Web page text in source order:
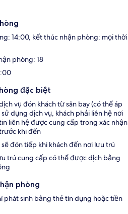
14:00, kết thúc nhận phòng: mọi thời
phòng: 18
đặc biệt
vụ đón khách từ sân bay (có thể áp
dụng dịch vụ, khách phải liên hệ nơi
liên hệ được cung cấp trong xác nhận
khi đến
đón tiếp khi khách đến nơi lưu trú
trú cung cấp có thể được dịch bằng
phòng
phát sinh bằng thẻ tín dụng hoặc tiền